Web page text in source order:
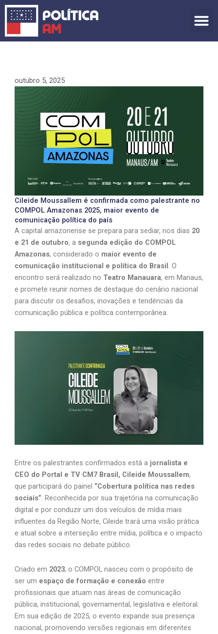
para
conteúdo
outubro 5, 2025
Cileide Moussallem é confirmada como palestrante no
COMPOL Amazonas 2025, maior evento de
comunicação política do país
A capital amazonense se prepara para sediar, nos dias 20
e 21 de outubro, a segunda edição do COMPOL
Amazonas, considerado o maior evento de
comunicação institucional e política do Brasil. O
encontro será realizado no Teatro Manauara, em Manaus,
e promete reunir nomes de destaque do cenário nacional
para discutir os desafios, inovações e tendências da
comunicação pública e política contemporânea.
Entre os palestrantes confirmados está a jornalista e
CEO do Portal e TV CM7 Brasil, Cileide Moussallem,
que participará do painel “Cobertura política nas redes
sociais”. Reconhecida por sua trajetória na comunicação
digital e por conduzir um dos veículos de mídia mais
influentes da Região Norte, Cileide trará uma visão prática
e atual sobre a interseção entre mídia, política e o impacto
das redes sociais no debate público.
Criado em 2023, o COMPOL nasceu com o propósito de
ser um espaço de formação e conexão entre
profissionais que atuam nas áreas de comunicação
pública, institucional, governamental, legislativa e eleitoral.
Em sua edição de 2025, o evento expande sua presença
nacional, promovendo versões regionais em diferentes